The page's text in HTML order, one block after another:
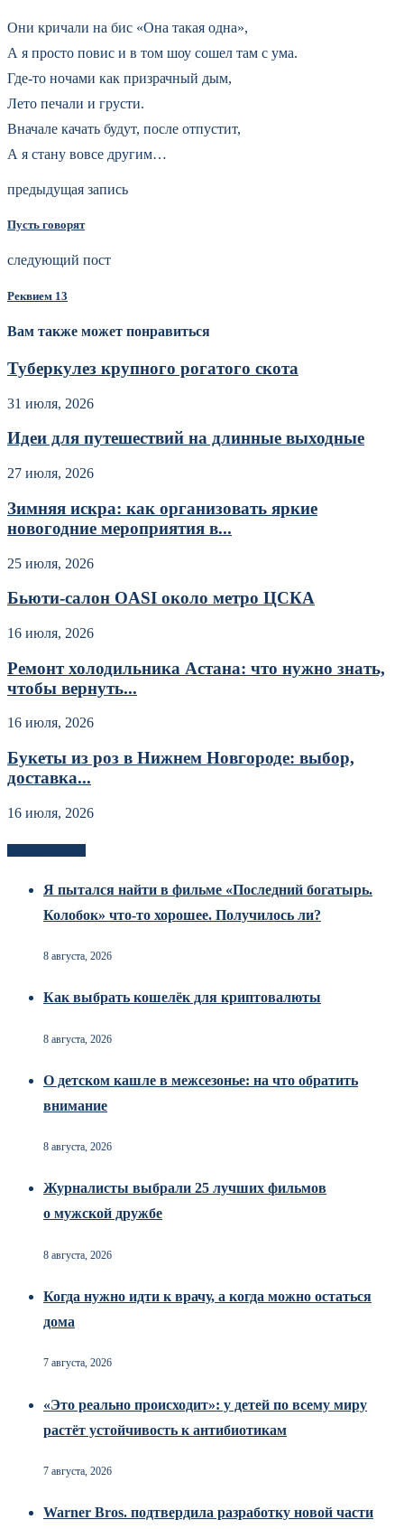
Они кричали на бис «Она такая одна»,
А я просто повис и в том шоу сошел там с ума.
Где-то ночами как призрачный дым,
Лето печали и грусти.
Вначале качать будут, после отпустит,
А я стану вовсе другим…
предыдущая запись
Пусть говорят
следующий пост
Реквием 13
Вам также может понравиться
Туберкулез крупного рогатого скота
31 июля, 2026
Идеи для путешествий на длинные выходные
27 июля, 2026
Зимняя искра: как организовать яркие
новогодние мероприятия в...
25 июля, 2026
Бьюти-салон OASI около метро ЦСКА
16 июля, 2026
Ремонт холодильника Астана: что нужно знать,
чтобы вернуть...
16 июля, 2026
Букеты из роз в Нижнем Новгороде: выбор,
доставка...
16 июля, 2026
Я пытался найти в фильме «Последний богатырь.
Колобок» что-то хорошее. Получилось ли?
8 августа, 2026
Как выбрать кошелёк для криптовалюты
8 августа, 2026
О детском кашле в межсезонье: на что обратить
внимание
8 августа, 2026
Журналисты выбрали 25 лучших фильмов
о мужской дружбе
8 августа, 2026
Когда нужно идти к врачу, а когда можно остаться
дома
7 августа, 2026
«Это реально происходит»: у детей по всему миру
растёт устойчивость к антибиотикам
7 августа, 2026
Warner Bros. подтвердила разработку новой части